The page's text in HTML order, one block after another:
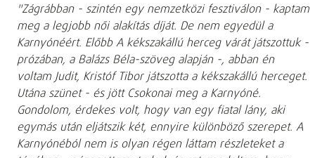
"Zágrábban - szintén egy nemzetközi fesztiválon - kaptam
meg a legjobb női alakítás díját. De nem egyedül a
Karnyónéért. Előbb A kékszakállú herceg várát játszottuk -
prózában, a Balázs Béla-szöveg alapján -, abban én
voltam Judit, Kristóf Tibor játszotta a kékszakállú herceget.
Utána szünet - és jött Csokonai meg a Karnyóné.
Gondolom, érdekes volt, hogy van egy fiatal lány, aki
egymás után eljátszik két, ennyire különböző szerepet. A
Karnyónéból nem is olyan régen láttam részleteket a